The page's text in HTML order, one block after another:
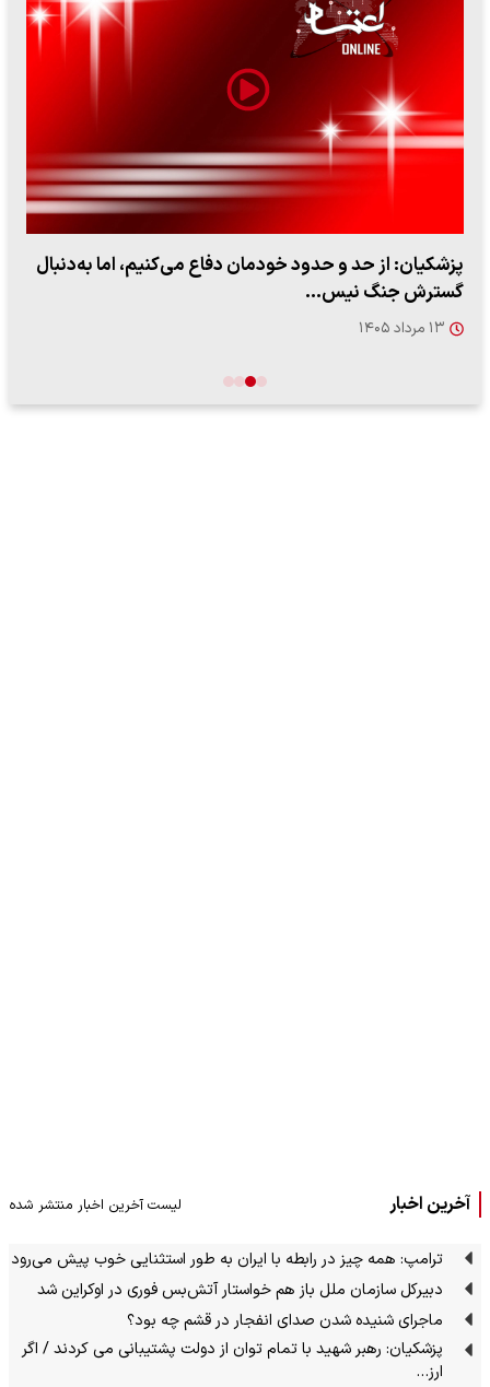
پزشکیان: از حد و حدود خودمان دفاع می‌کنیم، اما به‌دنبال
گسترش جنگ نیس…
۱۳ مرداد ۱۴۰۵
آخرین اخبار لیست آخرین اخبار منتشر شده
ترامپ: همه چیز در رابطه با ایران به طور استثنایی خوب پیش می‌رود
دبیرکل سازمان ملل باز هم خواستار آتش‌بس فوری در اوکراین شد
ماجرای شنیده شدن صدای انفجار در قشم چه بود؟
پزشکیان: رهبر شهید با تمام توان از دولت پشتیبانی می کردند / اگر
ارز…